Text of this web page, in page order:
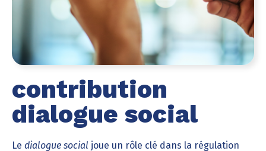
contribution
dialogue social
Le dialogue social joue un rôle clé dans la régulation